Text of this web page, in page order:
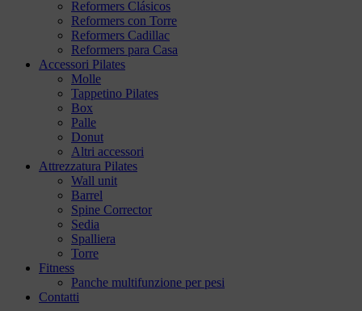
Reformers Clásicos
Reformers con Torre
Reformers Cadillac
Reformers para Casa
Accessori Pilates
Molle
Tappetino Pilates
Box
Palle
Donut
Altri accessori
Attrezzatura Pilates
Wall unit
Barrel
Spine Corrector
Sedia
Spalliera
Torre
Fitness
Panche multifunzione per pesi
Contatti